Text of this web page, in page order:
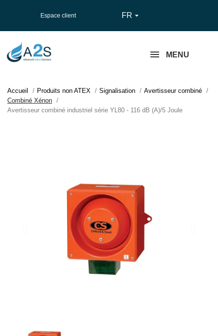
Espace client FR 
MENU
Accueil Produits non ATEX Signalisation
Avertisseur combiné
Combiné Xénon
Avertisseur combiné industriel série YL80 - 116 dB (A)/5 Joule